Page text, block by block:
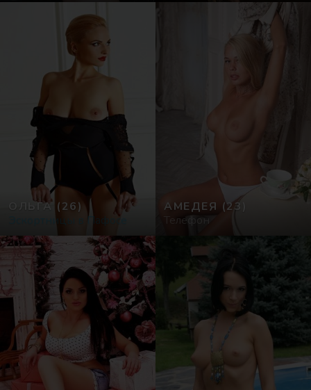
ОЛЬГА (26)
Эскортницы в Пафосе
АМЕДЕЯ (23)
Телефон